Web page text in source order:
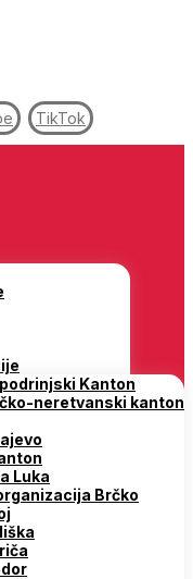
TikTok
Kanton
neretvanski kanton
Luka
Brčko